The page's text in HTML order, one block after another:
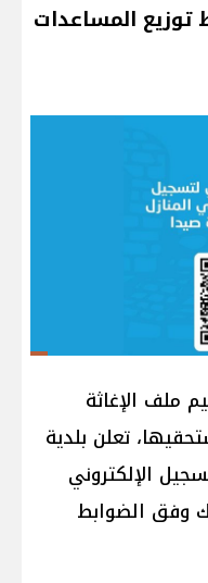
توزيع المساعدات
ملف الإغاثة
تعلن بلدية
الإلكتروني
وفق الضوابط